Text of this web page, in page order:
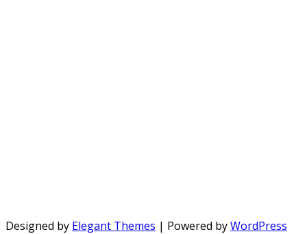
Designed by Elegant Themes | Powered byWordPress